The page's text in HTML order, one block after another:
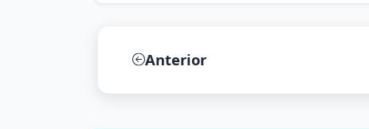
Anterior